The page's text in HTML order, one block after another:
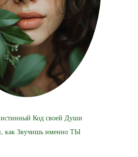
Код своей Души
как Звучишь именно ТЫ